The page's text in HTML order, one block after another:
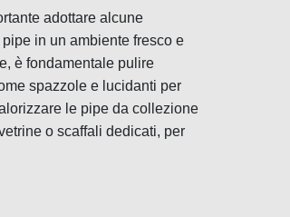
adottare alcune
in un ambiente fresco e
è fondamentale pulire
spazzole e lucidanti per
le pipe da collezione
o scaffali dedicati, per